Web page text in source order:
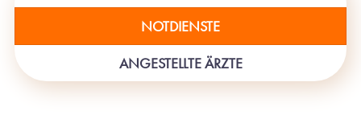
NOTDIENSTE
ANGESTELLTE ÄRZTE